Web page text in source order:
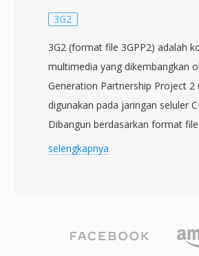
dan HEVC. DivX meraih
kemampuannya mengompresi
penuh menjadi file yang cukup
dalam satu CD-ROM sambil
kualitas visual yang layak tonton.
kompresi ini menjadikan DivX
yang mendefinisikan era internet
interaktif, bab, subtitle, dan trek
alternatif, menghadirkan
3G2
3G2 (format file 3GPP2) adalah
multimedia yang dikembangkan
Generation Partnership Project 2
digunakan pada jaringan seluler
Dibangun berdasarkan format
ISO (MPEG-4 Part 12), format ini
menyediakan cara standar bagi
selengkapnya